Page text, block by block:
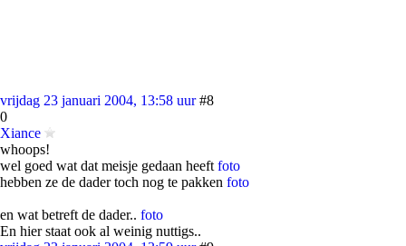
vrijdag 23 januari 2004, 13:58 uur #8
0
Xiance
whoops!
wel goed wat dat meisje gedaan heeft foto
hebben ze de dader toch nog te pakken foto
en wat betreft de dader.. foto
En hier staat ook al weinig nuttigs..